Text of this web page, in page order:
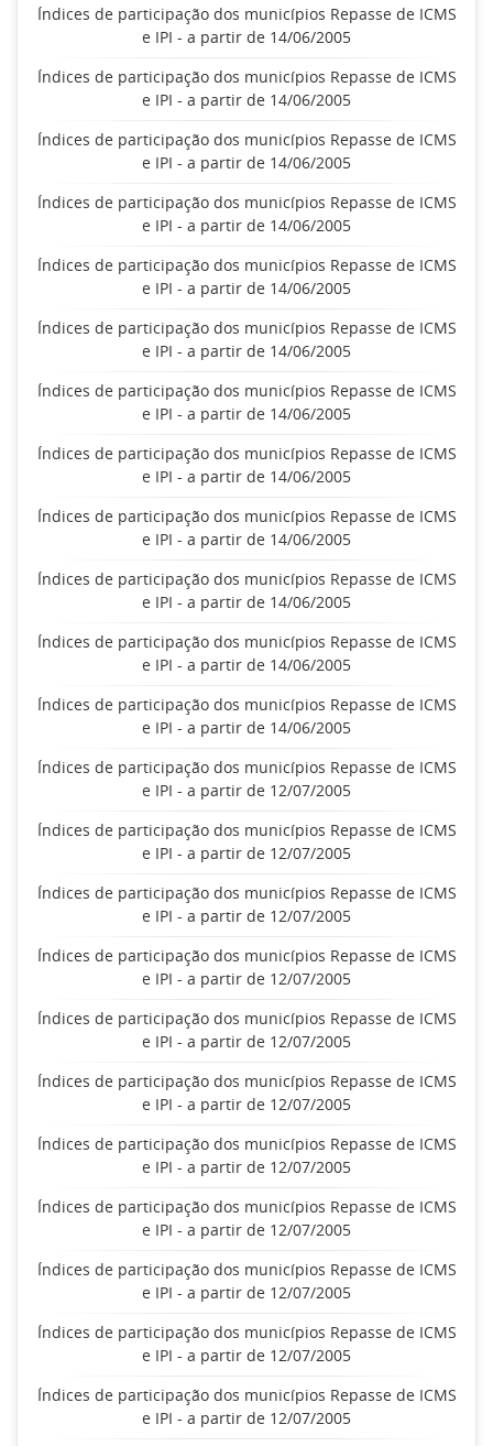
Índices de participação dos municípios Repasse de ICMS
e IPI - a partir de 14/06/2005
Índices de participação dos municípios Repasse de ICMS
e IPI - a partir de 14/06/2005
Índices de participação dos municípios Repasse de ICMS
e IPI - a partir de 14/06/2005
Índices de participação dos municípios Repasse de ICMS
e IPI - a partir de 14/06/2005
Índices de participação dos municípios Repasse de ICMS
e IPI - a partir de 14/06/2005
Índices de participação dos municípios Repasse de ICMS
e IPI - a partir de 14/06/2005
Índices de participação dos municípios Repasse de ICMS
e IPI - a partir de 14/06/2005
Índices de participação dos municípios Repasse de ICMS
e IPI - a partir de 14/06/2005
Índices de participação dos municípios Repasse de ICMS
e IPI - a partir de 14/06/2005
Índices de participação dos municípios Repasse de ICMS
e IPI - a partir de 14/06/2005
Índices de participação dos municípios Repasse de ICMS
e IPI - a partir de 14/06/2005
Índices de participação dos municípios Repasse de ICMS
e IPI - a partir de 14/06/2005
Índices de participação dos municípios Repasse de ICMS
e IPI - a partir de 12/07/2005
Índices de participação dos municípios Repasse de ICMS
e IPI - a partir de 12/07/2005
Índices de participação dos municípios Repasse de ICMS
e IPI - a partir de 12/07/2005
Índices de participação dos municípios Repasse de ICMS
e IPI - a partir de 12/07/2005
Índices de participação dos municípios Repasse de ICMS
e IPI - a partir de 12/07/2005
Índices de participação dos municípios Repasse de ICMS
e IPI - a partir de 12/07/2005
Índices de participação dos municípios Repasse de ICMS
e IPI - a partir de 12/07/2005
Índices de participação dos municípios Repasse de ICMS
e IPI - a partir de 12/07/2005
Índices de participação dos municípios Repasse de ICMS
e IPI - a partir de 12/07/2005
Índices de participação dos municípios Repasse de ICMS
e IPI - a partir de 12/07/2005
Índices de participação dos municípios Repasse de ICMS
e IPI - a partir de 12/07/2005